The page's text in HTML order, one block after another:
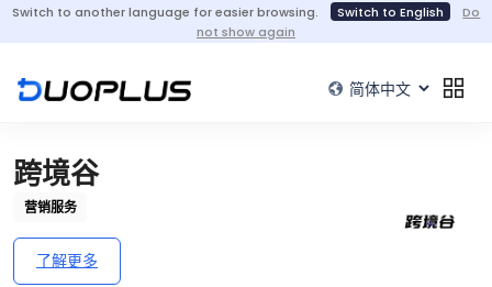
Switch to another language for easier browsing. Switch to English
Do
not show again
跨境谷
营销服务
了解更多